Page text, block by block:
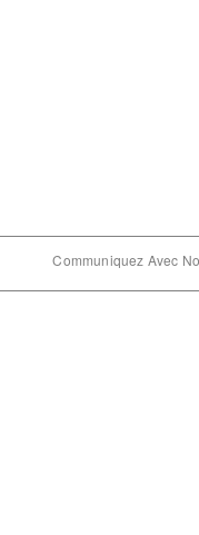
Communiquez Avec